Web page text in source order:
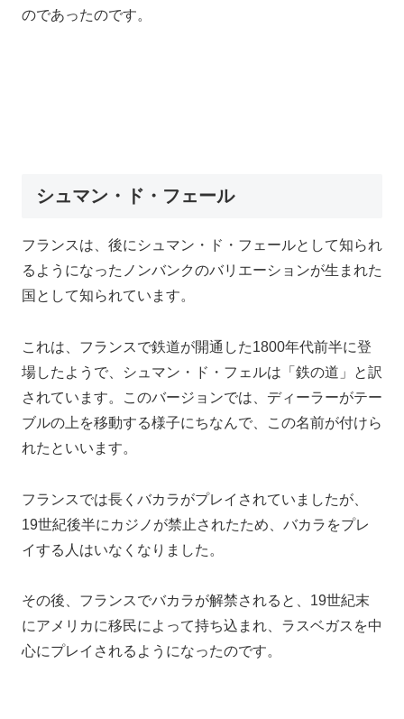
のであったのです。
シュマン・ド・フェール
フランスは、後にシュマン・ド・フェールとして知られ
るようになったノンバンクのバリエーションが生まれた
国として知られています。
これは、フランスで鉄道が開通した1800年代前半に登
場したようで、シュマン・ド・フェルは「鉄の道」と訳
されています。このバージョンでは、ディーラーがテー
ブルの上を移動する様子にちなんで、この名前が付けら
れたといいます。
フランスでは長くバカラがプレイされていましたが、
19世紀後半にカジノが禁止されたため、バカラをプレ
イする人はいなくなりました。
その後、フランスでバカラが解禁されると、19世紀末
にアメリカに移民によって持ち込まれ、ラスベガスを中
心にプレイされるようになったのです。